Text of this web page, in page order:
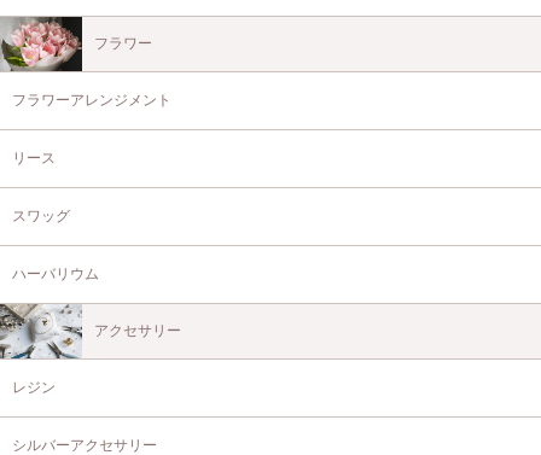
フラワー
フラワーアレンジメント
リース
スワッグ
ハーバリウム
アクセサリー
レジン
シルバーアクセサリー